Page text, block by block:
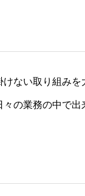
ない取り組みを
の業務の中で